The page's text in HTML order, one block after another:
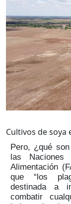
Cultivos de soya
Pero, ¿qué
las
Alimentación
que “los
destinada a
combatir